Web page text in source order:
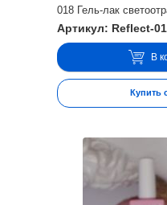
018 Гель-лак
Артикул: Reflect-
В
Купить